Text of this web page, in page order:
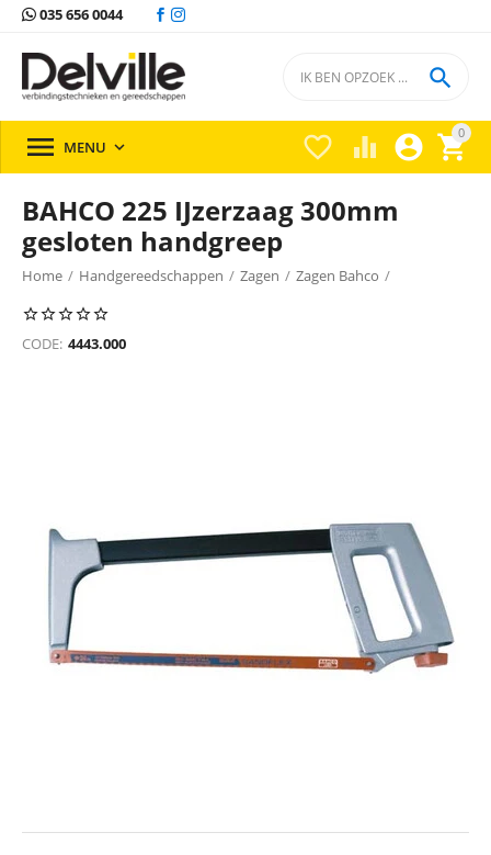
035 656 0044
0


 

 MENU 
BAHCO 225 IJzerzaag 300mm
gesloten handgreep
Home / Handgereedschappen / Zagen / Zagen Bahco /
CODE: 4443.000